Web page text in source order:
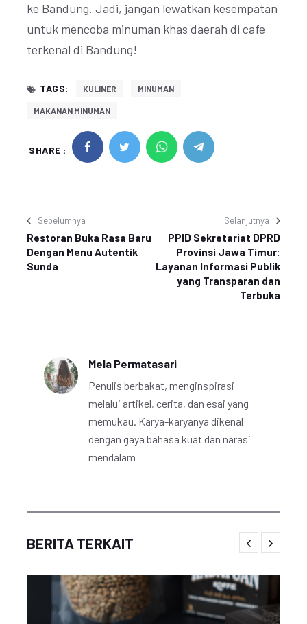
ke Bandung. Jadi, jangan lewatkan kesempatan
untuk mencoba minuman khas daerah di cafe
terkenal di Bandung!
TAGS: KULINER MINUMAN
MAKANAN MINUMAN
SHARE :
Sebelumnya
Restoran Buka Rasa Baru
Dengan Menu Autentik
Sunda
Selanjutnya
PPID Sekretariat DPRD
Provinsi Jawa Timur:
Layanan Informasi Publik
yang Transparan dan
Terbuka
Mela Permatasari
Penulis berbakat, menginspirasi
melalui artikel, cerita, dan esai yang
memukau. Karya-karyanya dikenal
dengan gaya bahasa kuat dan narasi
mendalam
BERITA TERKAIT